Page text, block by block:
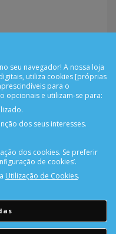
150€
seu navegador! A nossa loja
utiliza cookies [próprias
para o
opcionais e utilizam-se para:
dos seus interesses.
dos cookies. Se preferir
de cookies’.
Utilização de Cookies.